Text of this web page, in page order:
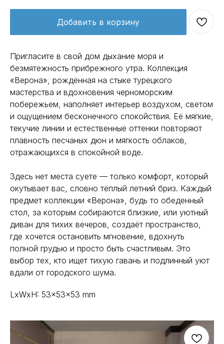
Добавить в корзину
Пригласите в свой дом дыхание моря и
безмятежность прибрежного утра. Коллекция
«Верона», рождённая на стыке турецкого
мастерства и вдохновения черноморским
побережьем, наполняет интерьер воздухом, светом
и ощущением бесконечного спокойствия. Её мягкие,
текучие линии и естественные оттенки повторяют
плавность песчаных дюн и мягкость облаков,
отражающихся в спокойной воде.
Здесь нет места суете — только комфорт, который
окутывает вас, словно тёплый летний бриз. Каждый
предмет коллекции «Верона», будь то обеденный
стол, за которым собираются близкие, или уютный
диван для тихих вечеров, создаёт пространство,
где хочется остановить мгновение, вдохнуть
полной грудью и просто быть счастливым. Это
выбор тех, кто ищет тихую гавань и подлинный уют
вдали от городского шума.
LxWxH: 53x53x53 mm